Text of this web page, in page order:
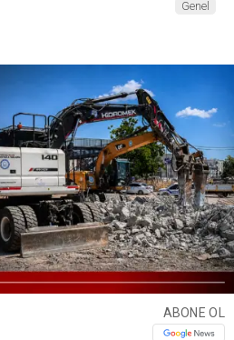
Genel
ABONE OL